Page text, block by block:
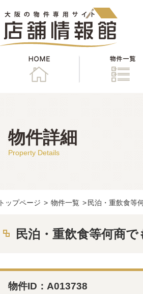
物件詳細
Property Details
トップページ > 物件一覧 > 民泊・重飲食等
民泊・重飲食等何商
物件ID：A013738